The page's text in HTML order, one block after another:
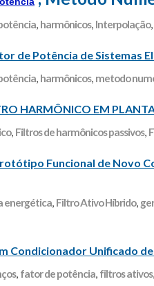
, harmônicos, Interpolação,
de Potência de Sistemas
, harmônicos, metodo
HARMÔNICO EM
, Filtros de harmônicos passivos,
Funcional de Novo
energética, Filtro Ativo Híbrido,
Condicionador Unificado de
, fator de potência, filtros ativos,